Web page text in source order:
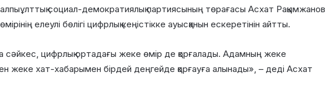
социал-демократиялық партиясының төрағасы Асхат Рақымжанов
елеулі бөлігі цифрлық кеңістікке ауысқанын ескеретінін айтты.
сәйкес, цифрлық ортадағы жеке өмір де қорғалады. Адамның жеке
жеке хат-хабарымен бірдей деңгейде қорғауға алынады», – деді Асхат